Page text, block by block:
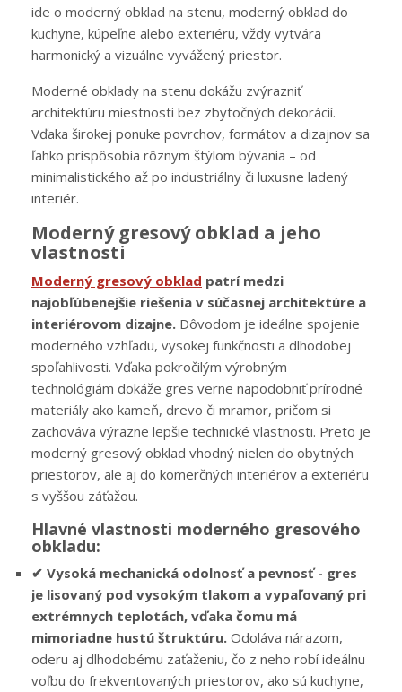
ide o moderný obklad na stenu, moderný obklad do
kuchyne, kúpeľne alebo exteriéru, vždy vytvára
harmonický a vizuálne vyvážený priestor.
Moderné obklady na stenu dokážu zvýrazniť
architektúru miestnosti bez zbytočných dekorácií.
Vďaka širokej ponuke povrchov, formátov a dizajnov sa
ľahko prispôsobia rôznym štýlom bývania – od
minimalistického až po industriálny či luxusne ladený
interiér.
Moderný gresový obklad a jeho
vlastnosti
Moderný gresový obklad patrí medzi
najobľúbenejšie riešenia v súčasnej architektúre a
interiérovom dizajne. Dôvodom je ideálne spojenie
moderného vzhľadu, vysokej funkčnosti a dlhodobej
spoľahlivosti. Vďaka pokročilým výrobným
technológiám dokáže gres verne napodobniť prírodné
materiály ako kameň, drevo či mramor, pričom si
zachováva výrazne lepšie technické vlastnosti. Preto je
moderný gresový obklad vhodný nielen do obytných
priestorov, ale aj do komerčných interiérov a exteriéru
s vyššou záťažou.
Hlavné vlastnosti moderného gresového
obkladu:
✔ Vysoká mechanická odolnosť a pevnosť - gres
je lisovaný pod vysokým tlakom a vypaľovaný pri
extrémnych teplotách, vďaka čomu má
mimoriadne hustú štruktúru. Odoláva nárazom,
oderu aj dlhodobému zaťaženiu, čo z neho robí ideálnu
voľbu do frekventovaných priestorov, ako sú kuchyne,